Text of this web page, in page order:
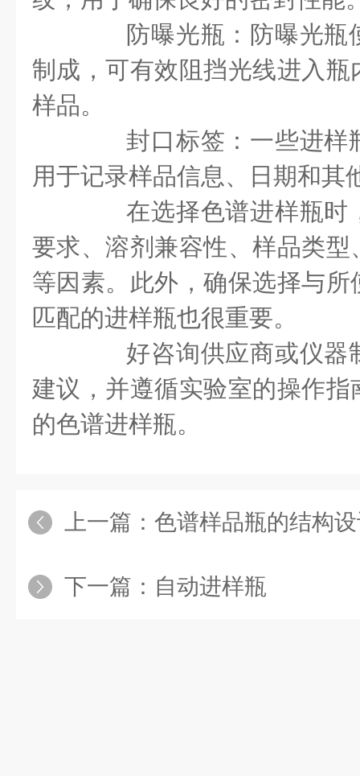
防曝光瓶：防曝光瓶
制成，可有效阻挡光线进入
样品。
封口标签：一些进样
用于记录样品信息、日期和其
在选择色谱进样瓶时
要求、溶剂兼容性、样品类
等因素。此外，确保选择与
匹配的进样瓶也很重要。
好咨询供应商或仪器
建议，并遵循实验室的操作
的色谱进样瓶。
上一篇： 色谱样品瓶的结构
下一篇： 自动进样瓶